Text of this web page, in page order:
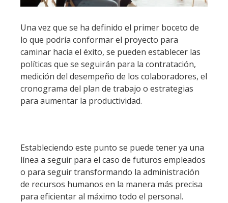
Una vez que se ha definido el primer boceto de
lo que podría conformar el proyecto para
caminar hacia el éxito, se pueden establecer las
políticas que se seguirán para la contratación,
medición del desempeño de los colaboradores, el
cronograma del plan de trabajo o estrategias
para aumentar la productividad.
Estableciendo este punto se puede tener ya una
línea a seguir para el caso de futuros empleados
o para seguir transformando la administración
de recursos humanos en la manera más precisa
para eficientar al máximo todo el personal.